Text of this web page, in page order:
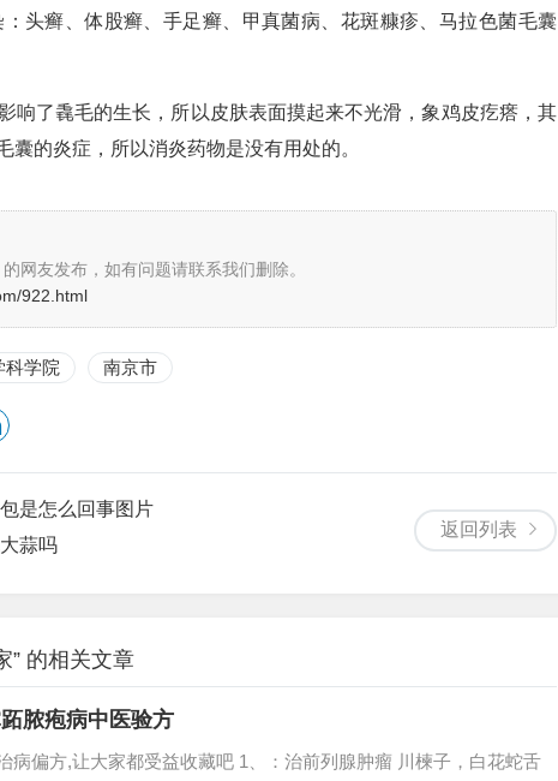
头癣、体股癣、手足癣、甲真菌病、花斑糠疹、马拉色菌毛囊
响了毳毛的生长，所以皮肤表面摸起来不光滑，象鸡皮疙瘩，其
的炎症，所以消炎药物是没有用处的。
的网友发布，如有问题请联系我们删除。
922.html
科学院 南京市
返回列表
是怎么回事图片
蒜吗
” 的相关文章
脓疱病中医验方
病偏方,让大家都受益收藏吧 1、：治前列腺肿瘤 川楝子，白花蛇舌